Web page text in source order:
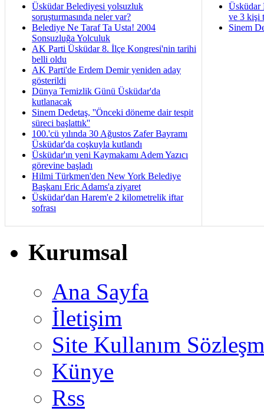
Üsküdar Belediyesi yolsuzluk
soruşturmasında neler var?
Belediye Ne Taraf Ta Usta! 2004
Sonsuzluğa Yolculuk
AK Parti Üsküdar 8. İlçe Kongresi'nin tarihi
belli oldu
AK Parti'de Erdem Demir yeniden aday
gösterildi
Dünya Temizlik Günü Üsküdar'da
kutlanacak
Sinem Dedetaş, ''Önceki döneme dair tespit
süreci başlattık''
100.'cü yılında 30 Ağustos Zafer Bayramı
Üsküdar'da coşkuyla kutlandı
Üsküdar'ın yeni Kaymakamı Adem Yazıcı
görevine başladı
Hilmi Türkmen'den New York Belediye
Başkanı Eric Adams'a ziyaret
Üsküdar'dan Harem'e 2 kilometrelik iftar
sofrası
Üsküdar
ve 3 kişi
Sinem
Kurumsal
Ana Sayfa
İletişim
Site Kullanım
Künye
Rss